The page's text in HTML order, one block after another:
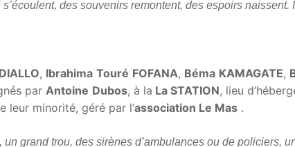
des souvenirs remontent, des espoirs naissent.
DIALLO, Ibrahima Touré FOFANA, Béma KAMAGATE,
par Antoine Dubos, à la La STATION, lieu
leur minorité, géré par l’association Le Mas .
un grand trou, des sirènes d’ambulances ou de policiers,